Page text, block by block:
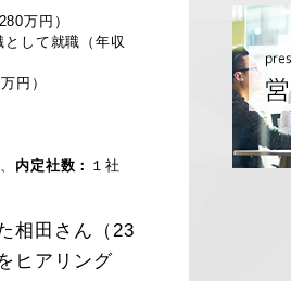
万円）
して就職（年収
円）
内定社数： １社
相田さん（23
ヒアリング